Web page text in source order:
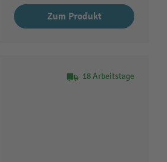
Zum Produkt
18 Arbeitstage